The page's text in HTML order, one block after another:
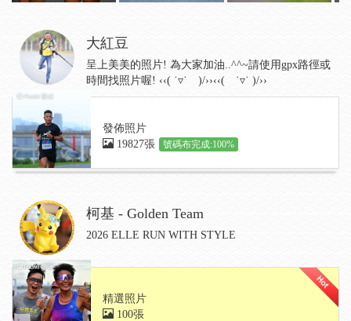
大紅豆
呈上美美的照片! 為大家加油..^^~請使用gpx路徑或
時間找照片喔! ‹‹( ˙▿˙ )/››‹‹( ˙▿˙ )/››
發佈照片
19827張
號碼布完成:100%
柯基 - Golden Team
2026 ELLE RUN WITH STYLE
精選照片
100張